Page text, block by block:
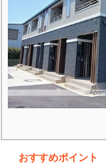
おすすめポイント